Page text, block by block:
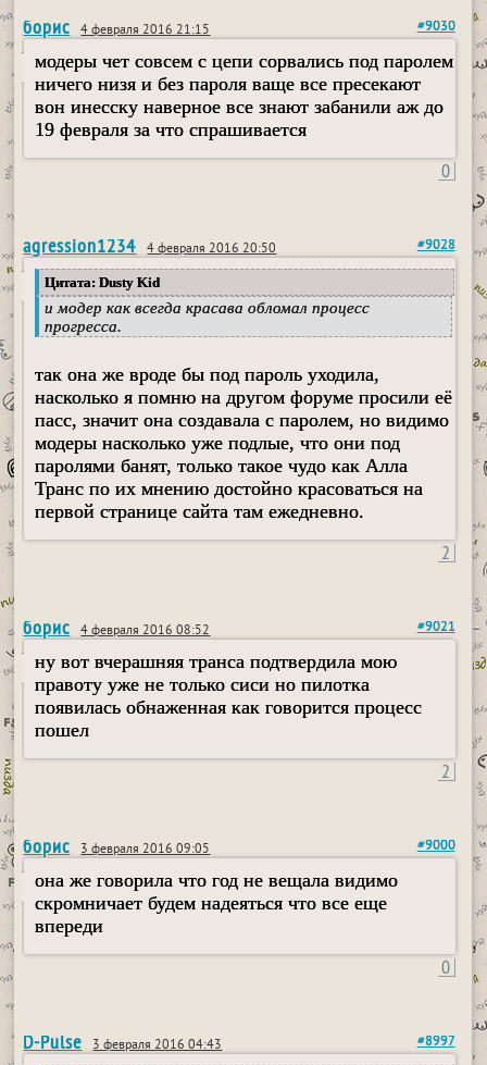
борис 4 февраля 2016 21:15 #9030
модеры чет совсем с цепи сорвались под паролем
ничего низя и без пароля ваще все пресекают
вон инесску наверное все знают забанили аж до
19 февраля за что спрашивается
0
agression1234 4 февраля 2016 20:50 #9028
Цитата: Dusty Kid
и модер как всегда красава обломал процесс
прогресса.
так она же вроде бы под пароль уходила,
насколько я помню на другом форуме просили её
пасс, значит она создавала с паролем, но видимо
модеры насколько уже подлые, что они под
паролями банят, только такое чудо как Алла
Транс по их мнению достойно красоваться на
первой странице сайта там ежедневно.
2
борис 4 февраля 2016 08:52 #9021
ну вот вчерашняя транса подтвердила мою
правоту уже не только сиси но пилотка
появилась обнаженная как говорится процесс
пошел
2
борис 3 февраля 2016 09:05 #9000
она же говорила что год не вещала видимо
скромничает будем надеяться что все еще
впереди
0
D-Pulse 3 февраля 2016 04:43 #8997